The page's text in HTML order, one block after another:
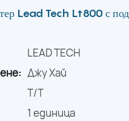
Lead Tech Lt800 с
LEAD TECH
Джу Хай
T/T
1 единица